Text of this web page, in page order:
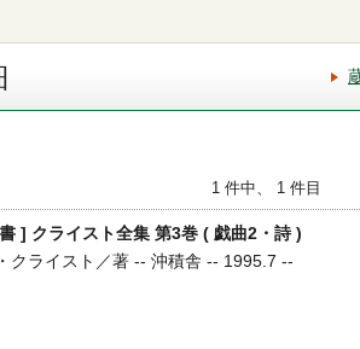
1 件中、 1 件目
] クライスト全集 第3巻 ( 戯曲2・詩 )
クライスト／著 -- 沖積舎 -- 1995.7 --